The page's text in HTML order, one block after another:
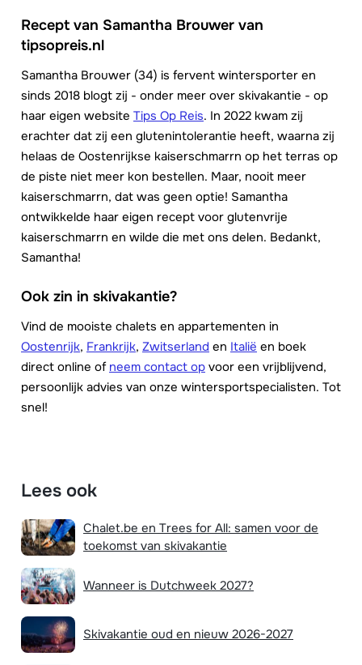
Recept van Samantha Brouwer van
tipsopreis.nl
Samantha Brouwer (34) is fervent wintersporter en
sinds 2018 blogt zij - onder meer over skivakantie - op
haar eigen website Tips Op Reis. In 2022 kwam zij
erachter dat zij een glutenintolerantie heeft, waarna zij
helaas de Oostenrijkse kaiserschmarrn op het terras op
de piste niet meer kon bestellen. Maar, nooit meer
kaiserschmarrn, dat was geen optie! Samantha
ontwikkelde haar eigen recept voor glutenvrije
kaiserschmarrn en wilde die met ons delen. Bedankt,
Samantha!
Ook zin in skivakantie?
Vind de mooiste chalets en appartementen in
Oostenrijk, Frankrijk, Zwitserland en Italië en boek
direct online of neem contact op voor een vrijblijvend,
persoonlijk advies van onze wintersportspecialisten. Tot
snel!
Lees ook
Chalet.be en Trees for All: samen voor de
toekomst van skivakantie
Wanneer is Dutchweek 2027?
Skivakantie oud en nieuw 2026-2027